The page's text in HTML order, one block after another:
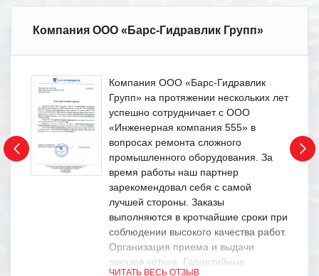
Компания ООО «Барс-Гидравлик Групп»
Компания ООО «Барс-Гидравлик
Групп» на протяжении нескольких лет
успешно сотрудничает с ООО
«Инженерная компания 555» в
вопросах ремонта сложного
промышленного оборудования. За
время работы наш партнер
зарекомендовал себя с самой
лучшей стороны. Заказы
выполняются в кротчайшие сроки при
соблюдении высокого качества работ.
Организация приема и выдачи
заказов четкая. Гарантийные
ЧИТАТЬ ВЕСЬ ОТЗЫВ